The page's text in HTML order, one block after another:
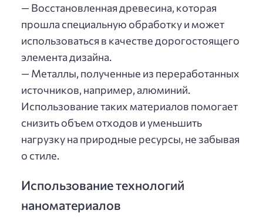
— Восстановленная древесина, которая
прошла специальную обработку и может
использоваться в качестве дорогостоящего
элемента дизайна.
— Металлы, полученные из переработанных
источников, например, алюминий.
Использование таких материалов помогает
снизить объем отходов и уменьшить
нагрузку на природные ресурсы, не забывая
о стиле.
Использование технологий
наноматериалов